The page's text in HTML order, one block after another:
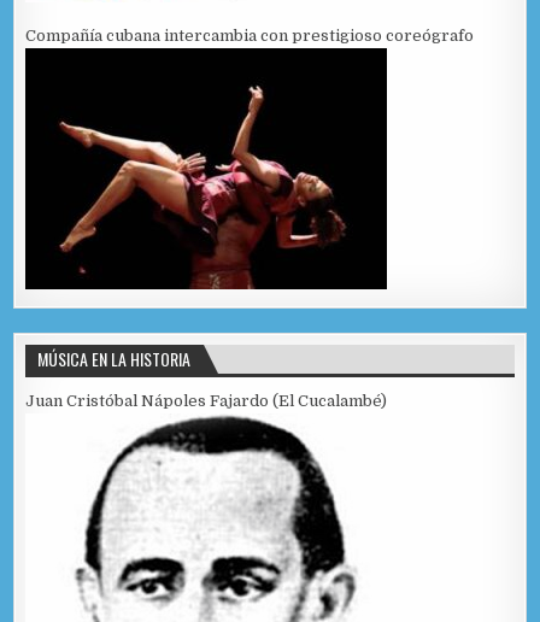
Compañía cubana intercambia con prestigioso coreógrafo
MÚSICA EN LA HISTORIA
Juan Cristóbal Nápoles Fajardo (El Cucalambé)